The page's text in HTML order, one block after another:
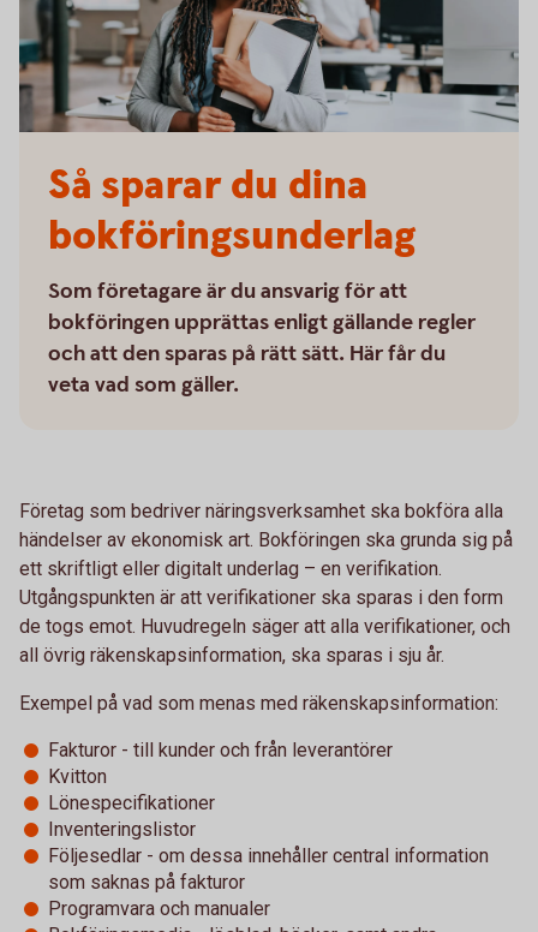
Så sparar du dina
bokföringsunderlag
Som företagare är du ansvarig för att
bokföringen upprättas enligt gällande regler
och att den sparas på rätt sätt. Här får du
veta vad som gäller.
Företag som bedriver näringsverksamhet ska bokföra alla
händelser av ekonomisk art. Bokföringen ska grunda sig på
ett skriftligt eller digitalt underlag – en verifikation.
Utgångspunkten är att verifikationer ska sparas i den form
de togs emot. Huvudregeln säger att alla verifikationer, och
all övrig räkenskapsinformation, ska sparas i sju år.
Exempel på vad som menas med räkenskapsinformation:
Fakturor - till kunder och från leverantörer
Kvitton
Lönespecifikationer
Inventeringslistor
Följesedlar - om dessa innehåller central information
som saknas på fakturor
Programvara och manualer